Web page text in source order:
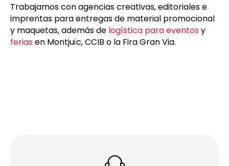
Trabajamos con agencias creativas, editoriales e
imprentas para entregas de material promocional
y maquetas, además de logística para eventos y
ferias en Montjuïc, CCIB o la Fira Gran Via.